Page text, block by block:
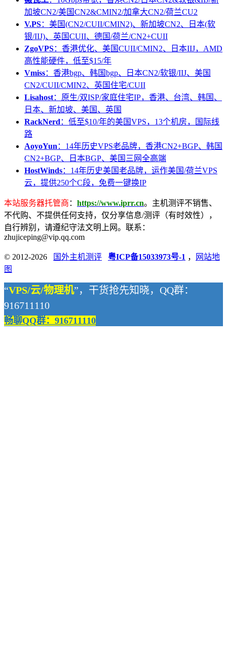
加坡CN2/美国CN2&CMIN2/加拿大CN2/荷兰CU2
V.PS：美国(CN2/CUII/CMIN2)、新加坡CN2、日本(软
银/IIJ)、英国CUII、德国/荷兰/CN2+CUII
ZgoVPS：香港优化、美国CUII/CMIN2、日本IIJ，AMD
高性能硬件，低至$15/年
Vmiss：香港bgp、韩国bgp、日本CN2/软银/IIJ、美国
CN2/CUII/CMIN2、英国住宅/CUII
Lisahost：原生/双ISP/家庭住宅IP，香港、台湾、韩国、
日本、新加坡、美国、英国
RackNerd ：低至$10/年的美国VPS，13个机房，国际线
路
AoyoYun ：14年历史VPS老品牌，香港CN2+BGP、韩国
CN2+BGP、日本BGP、美国三网全高端
HostWinds：14年历史美国老品牌，运作美国/荷兰VPS
云，提供250个C段，免费一键换IP
本站服务器托管商 ： https://www.iprr.cn。主机测评不销售、
不代购、不提供任何支持，仅分享信息/测评（有时效性），
自行辨别，请遵纪守法文明上网。联系：
zhujiceping@vip.qq.com
© 2012-2026 国外主机测评 粤ICP备15033973号-1 ，
网站地
图
“VPS/云/物理机”，干货抢先知晓，QQ群：
916711110
畅聊QQ群：916711110